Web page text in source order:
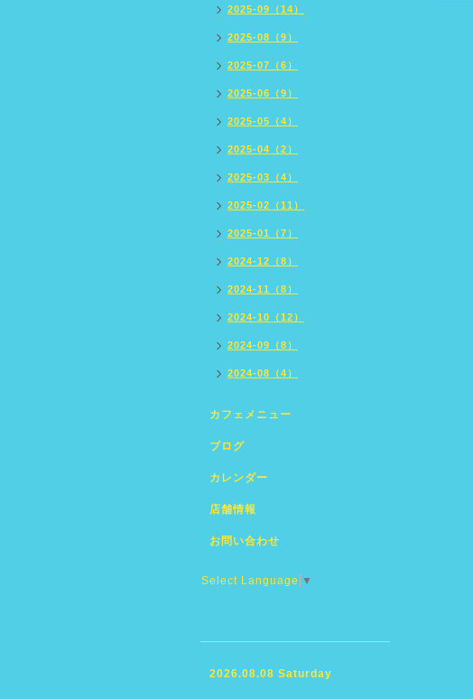
2025-09（14）
2025-08（9）
2025-07（6）
2025-06（9）
2025-05（4）
2025-04（2）
2025-03（4）
2025-02（11）
2025-01（7）
2024-12（8）
2024-11（8）
2024-10（12）
2024-09（8）
2024-08（4）
カフェメニュー
ブログ
カレンダー
店舗情報
お問い合わせ
Select Language ▼
2026.08.08 Saturday